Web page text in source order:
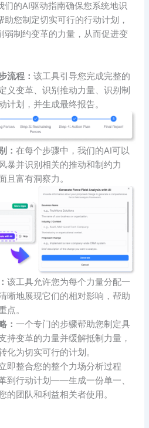
们的AI驱动指南确保您系统地识
您制定切实可行的行动计划，
弱制约变革的力量，从而促进变
流程：该工具引导您完成完整的
义变革、识别推动力量、识别制
计划，并生成最终报告。
：在每个步骤中，我们的AI可以
暴并识别相关的推动和制约力
且富有洞察力。
该工具允许您为每个力量分配一
晰地展现它们的相对影响，帮助
点。
：一个专门的步骤帮助您制定具
持变革的力量并缓解抵制力量，
化为切实可行的计划。
即整合您的整个力场分析过程
行动计划——生成一份单一、
的团队和利益相关者使用。